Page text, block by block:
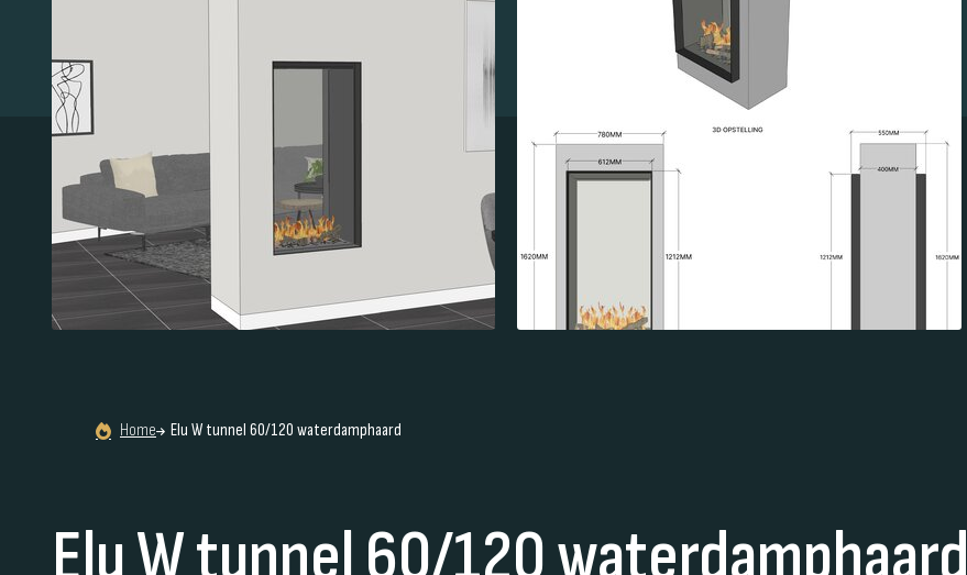
Home Elu W tunnel 60/120 waterdamphaard